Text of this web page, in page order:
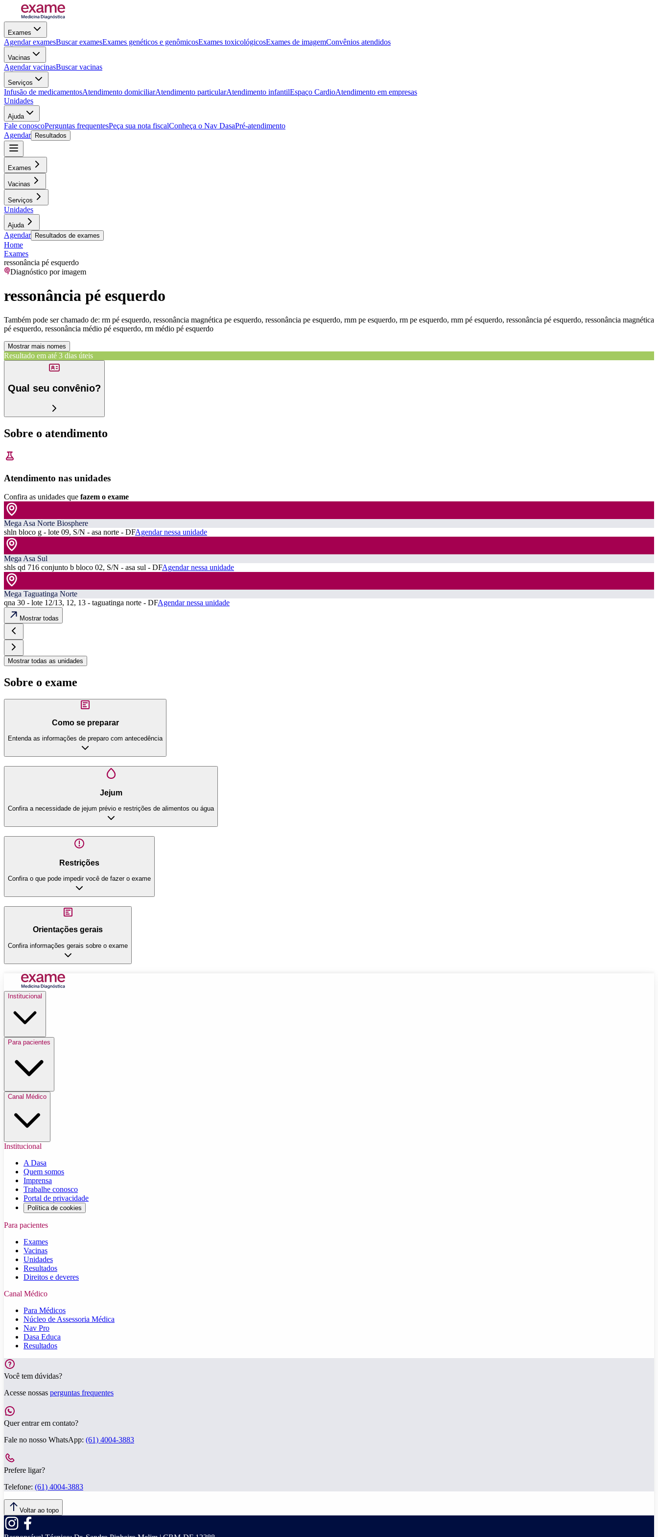
Exames
Agendar examesBuscar examesExames genéticos e genômicosExames toxicológicosExames de imagemConvênios atendidos
Vacinas
Agendar vacinasBuscar vacinas
Serviços
Infusão de medicamentosAtendimento domiciliarAtendimento particularAtendimento infantilEspaço CardioAtendimento em empresas
Unidades
Ajuda
Fale conoscoPerguntas frequentesPeça sua nota fiscalConheça o Nav DasaPré-atendimento
Agendar
Resultados
Exames
Vacinas
Serviços
Unidades
Ajuda
Agendar Resultados de exames
Home
Exames
ressonância pé esquerdo
Diagnóstico por imagem
ressonância pé esquerdo
Também pode ser chamado de: rm pé esquerdo, ressonância magnética pe esquerdo, ressonância pe esquerdo, rnm pe esquerdo, rm pe esquerdo, rnm pé esquerdo, ressonância pé esquerdo, ressonância magnética
pé esquerdo, ressonância médio pé esquerdo, rm médio pé esquerdo
Mostrar mais nomes
Resultado em até 3 dias úteis
Qual seu convênio?
Sobre o atendimento
Atendimento nas unidades
Confira as unidades que fazem o exame
Mega Asa Norte Biosphere
shln bloco g - lote 09, S/N - asa norte - DFAgendar nessa unidade
Mega Asa Sul
shls qd 716 conjunto b bloco 02, S/N - asa sul - DFAgendar nessa unidade
Mega Taguatinga Norte
qna 30 - lote 12/13, 12, 13 - taguatinga norte - DFAgendar nessa unidade
Mostrar todas
Mostrar todas as unidades
Sobre o exame
Como se preparar
Entenda as informações de preparo com antecedência
Jejum
Confira a necessidade de jejum prévio e restrições de alimentos ou água
Restrições
Confira o que pode impedir você de fazer o exame
Orientações gerais
Confira informações gerais sobre o exame
Institucional
Para pacientes
Canal Médico
Institucional
A Dasa
Quem somos
Imprensa
Trabalhe conosco
Portal de privacidade
Política de cookies
Para pacientes
Exames
Vacinas
Unidades
Resultados
Direitos e deveres
Canal Médico
Para Médicos
Núcleo de Assessoria Médica
Nav Pro
Dasa Educa
Resultados
Você tem dúvidas?
Acesse nossas perguntas frequentes
Quer entrar em contato?
Fale no nosso WhatsApp: (61) 4004-3883
Prefere ligar?
Telefone: (61) 4004-3883
Voltar ao topo